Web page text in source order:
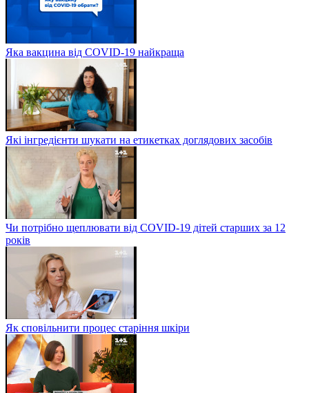
Яка вакцина від СOVID-19 найкраща
Які інгредієнти шукати на етикетках доглядових засобів
Чи потрібно щеплювати від COVID-19 дітей старших за 12
років
Як сповільнити процес старіння шкіри